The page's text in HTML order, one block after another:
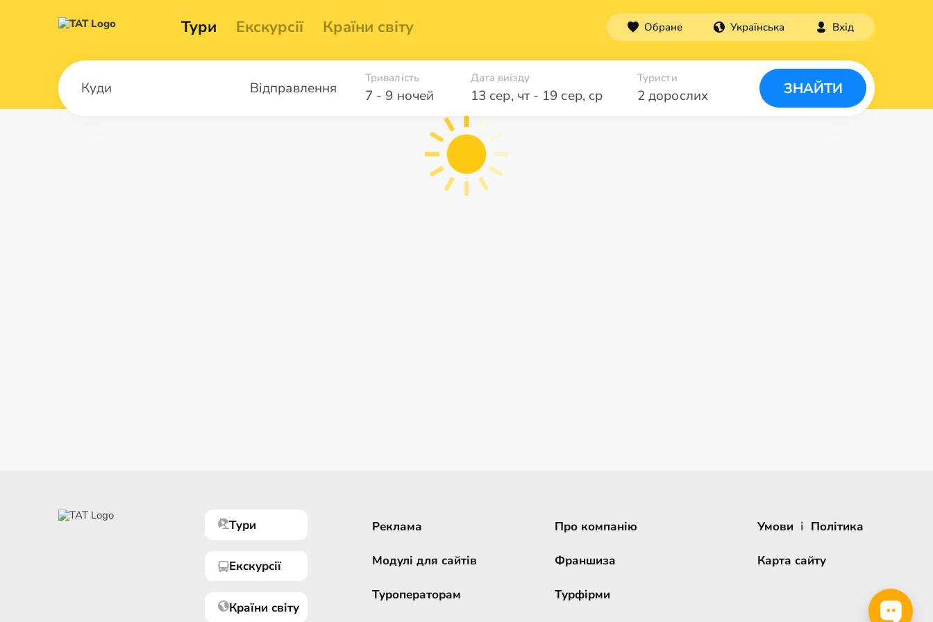
Тури Екскурсії Країни світу Обране Українська Вхід
Відправлення 7 - 9 ночей
Тривалість Дата виїзду
13 сер, чт- 19 сер, ср 2 дорослих
Туристи
ЗНАЙТИ
Тури
Екскурсії
Країни світу
Реклама
Модулі для сайтів
Туроператорам
Про компанію
Франшиза
Турфірми
Умови і Політика
Карта сайту